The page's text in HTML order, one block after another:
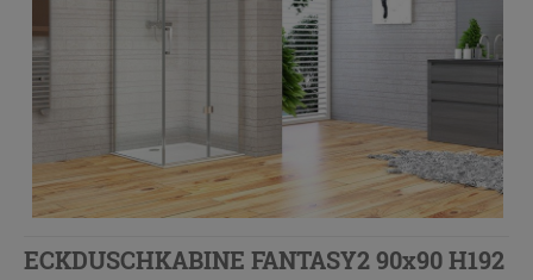
ECKDUSCHKABINE FANTASY2 90x90 H192